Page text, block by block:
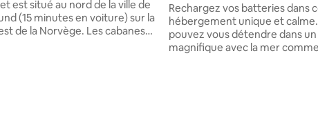
est situé au nord de la ville de
(15 minutes en voiture) sur la
de la Norvège. Les cabanes
vue magnifique.
Rechargez vos batteries dans
hébergement unique et
pouvez vous détendre dans
magnifique avec la mer